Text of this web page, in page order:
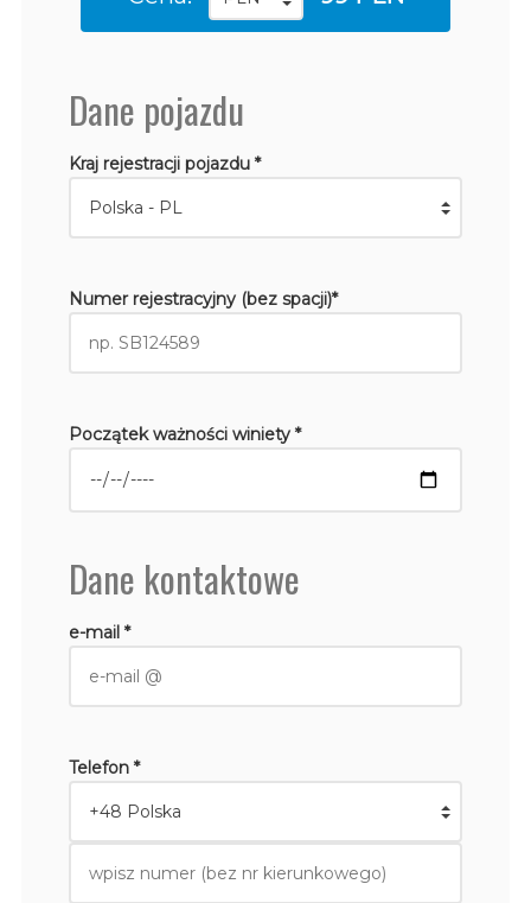
Dane pojazdu
Kraj rejestracji pojazdu *
Numer rejestracyjny (bez spacji)*
Początek ważności winiety *
Dane kontaktowe
e-mail *
Telefon *